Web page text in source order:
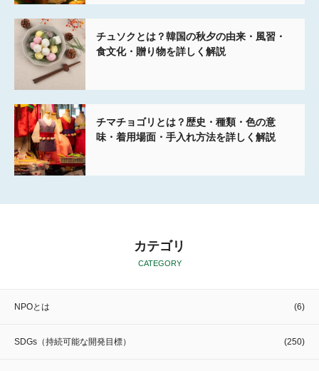
チュソクとは？韓国の秋夕の由来・風習・
食文化・贈り物を詳しく解説
チマチョゴリとは？歴史・種類・色の意
味・着用場面・手入れ方法を詳しく解説
カテゴリ
CATEGORY
NPOとは (6)
SDGs（持続可能な開発目標） (250)